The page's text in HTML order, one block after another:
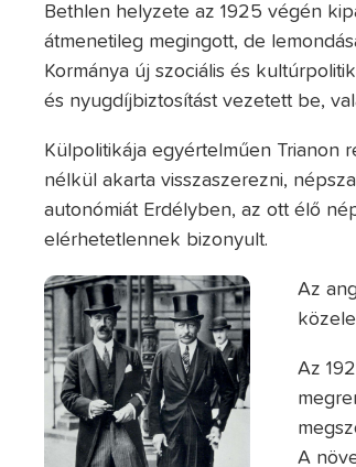
Bethlen helyzete az 1925 végén
átmenetileg megingott, de
Kormánya új szociális és
és nyugdíjbiztosítást vezetett be,
Külpolitikája egyértelműen Trianon
nélkül akarta visszaszerezni,
autonómiát Erdélyben, az ott élő
elérhetetlennek bizonyult.
Az
Az
A